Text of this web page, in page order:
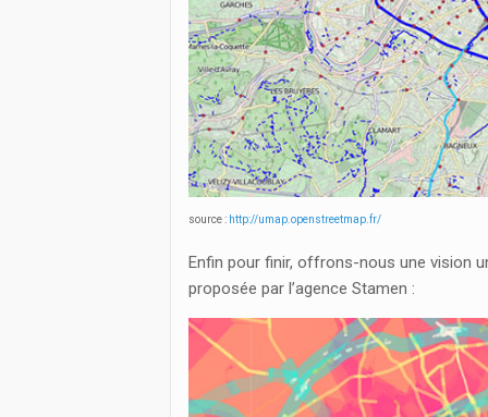
source : http://umap.openstreetmap.fr/
Enfin pour finir, offrons-nous une vision
proposée par l’agence Stamen :